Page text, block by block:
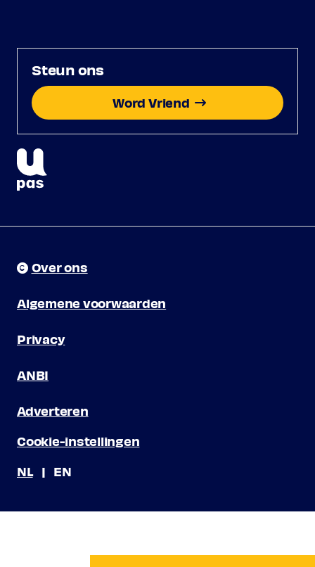
Steun ons
Word Vriend
Over ons
Algemene voorwaarden
Privacy
ANBI
Adverteren
Cookie-instellingen
NL
EN